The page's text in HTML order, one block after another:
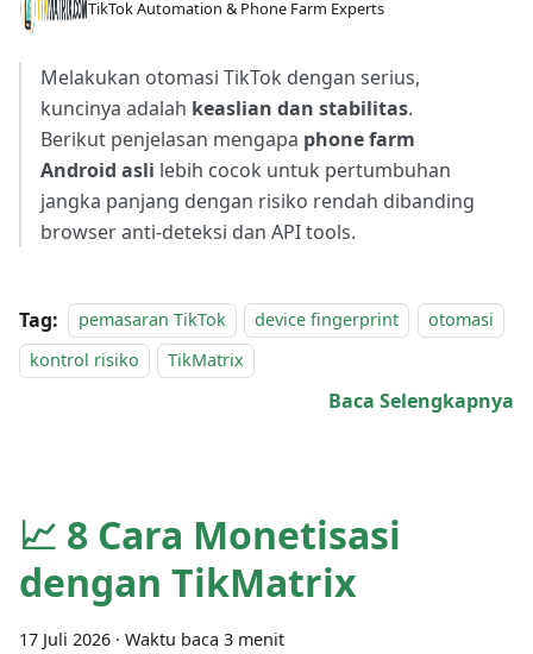
TikTok Automation & Phone Farm Experts
Melakukan otomasi TikTok dengan serius,
kuncinya adalah keaslian dan stabilitas.
Berikut penjelasan mengapa phone farm
Android asli lebih cocok untuk pertumbuhan
jangka panjang dengan risiko rendah dibanding
browser anti-deteksi dan API tools.
Tag: pemasaran TikTok device fingerprint
otomasi
kontrol risiko
TikMatrix
Baca Selengkapnya
📈 8 Cara Monetisasi
dengan TikMatrix
17 Juli 2026 · Waktu baca 3 menit